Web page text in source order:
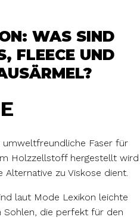
WAS SIND
FLEECE UND
E
umweltfreundliche Faser für
Holzzellstoff hergestellt wird
zu Viskose dient.
laut Mode Lexikon leichte
die perfekt für den